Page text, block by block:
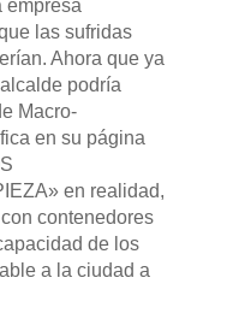
empresa
las sufridas
Ahora que ya
podría
Macro-
en su página
en realidad,
contenedores
de los
a la ciudad a